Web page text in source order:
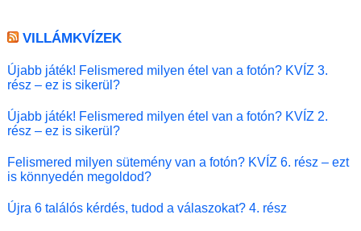
VILLÁMKVÍZEK
Újabb játék! Felismered milyen étel van a fotón? KVÍZ 3.
rész – ez is sikerül?
Újabb játék! Felismered milyen étel van a fotón? KVÍZ 2.
rész – ez is sikerül?
Felismered milyen sütemény van a fotón? KVÍZ 6. rész – ezt
is könnyedén megoldod?
Újra 6 találós kérdés, tudod a válaszokat? 4. rész